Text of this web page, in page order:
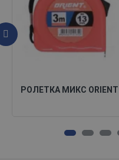
РОЛЕТКА МИКС ORIENT